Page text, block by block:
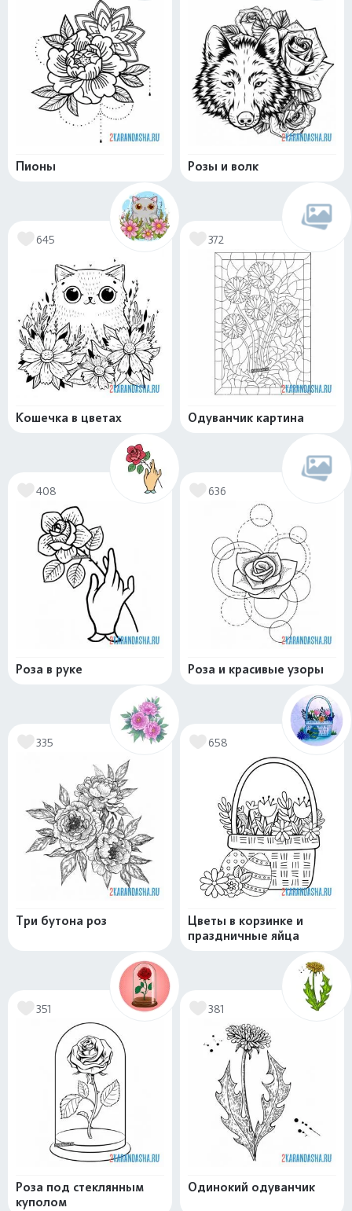
Пионы Розы и волк
645
Кошечка в цветах
372
Одуванчик картина
408
Роза в руке
636
Роза и красивые узоры
335
Три бутона роз
658
Цветы в корзинке и
праздничные яйца
351
Роза под стеклянным
куполом
381
Одинокий одуванчик